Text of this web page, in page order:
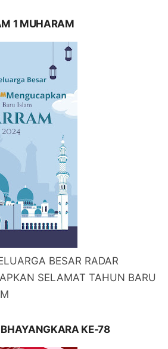
1 MUHARAM
BESAR RADAR
SELAMAT TAHUN BARU
KE-78